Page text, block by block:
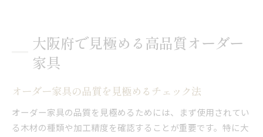
大阪府で見極める高品質オーダー
家具
オーダー家具の品質を見極めるチェック法
オーダー家具の品質を見極めるためには、まず使用されてい
る木材の種類や加工精度を確認することが重要です。特に大